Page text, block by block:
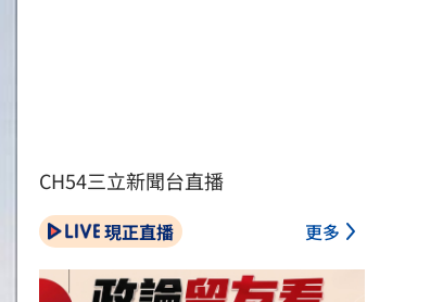
CH54三立新聞台直播
現正直播 更多